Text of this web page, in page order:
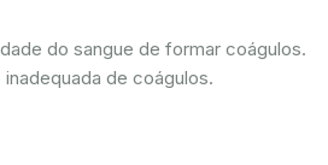
do sangue de formar coágulos.
de coágulos.